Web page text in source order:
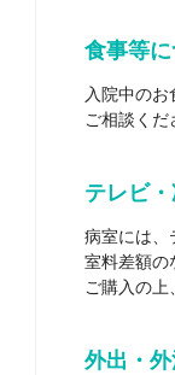
食事等
入院中の
ご相談くだ
テレビ
病室には、
室料差額の
ご購入の上
外出・